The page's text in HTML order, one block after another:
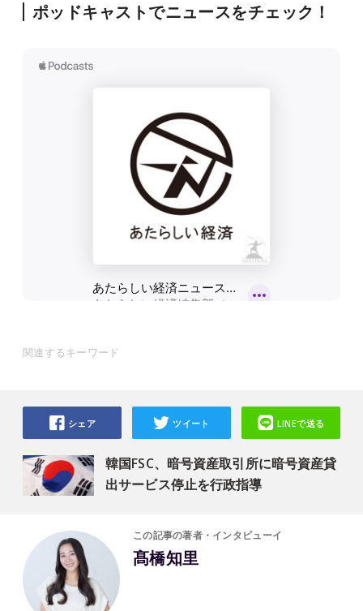
ポッドキャストでニュースをチェック！
関連するキーワード
韓国FSC、暗号資産取引所に暗号資産貸
出サービス停止を行政指導
シェア ツイート LINEで送る
この記事の著者・インタビューイ
髙橋知里